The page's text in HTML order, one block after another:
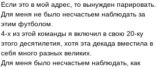
Если это в мой адрес, то вынужден парировать.
Для меня не было несчастьем наблюдать за
этим футболом.
4-х из этой команды я включил в свою 20-ку
этого десятилетия, хотя эта декада вместила в
себя много разных великих.
Для меня было несчастьем наблюдать, как